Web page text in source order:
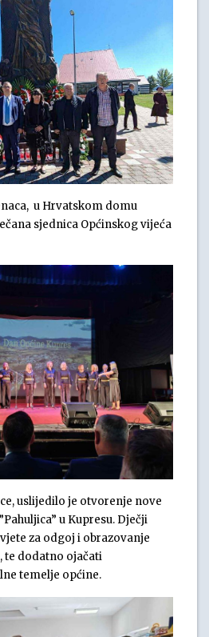
u Hrvatskom domu
sjednica Općinskog vijeća
uslijedilo je otvorenje nove
u Kupresu. Dječji
za odgoj i obrazovanje
te dodatno ojačati
temelje općine.